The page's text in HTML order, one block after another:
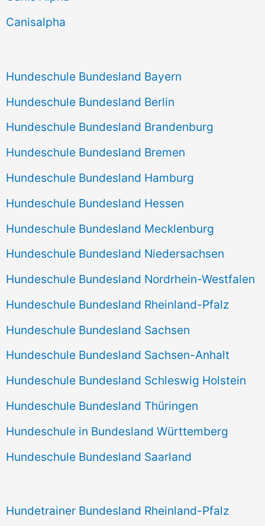
h
Canisalpha
Hundeschule Bundesland Bayern
Hundeschule Bundesland Berlin
Hundeschule Bundesland Brandenburg
Hundeschule Bundesland Bremen
Hundeschule Bundesland Hamburg
Hundeschule Bundesland Hessen
Hundeschule Bundesland Mecklenburg
Hundeschule Bundesland Niedersachsen
Hundeschule Bundesland Nordrhein-Westfalen
Hundeschule Bundesland Rheinland-Pfalz
Hundeschule Bundesland Sachsen
Hundeschule Bundesland Sachsen-Anhalt
Hundeschule Bundesland Schleswig Holstein
Hundeschule Bundesland Thüringen
Hundeschule in Bundesland Württemberg
Hundeschule Bundesland Saarland
Hundetrainer Bundesland Rheinland-Pfalz